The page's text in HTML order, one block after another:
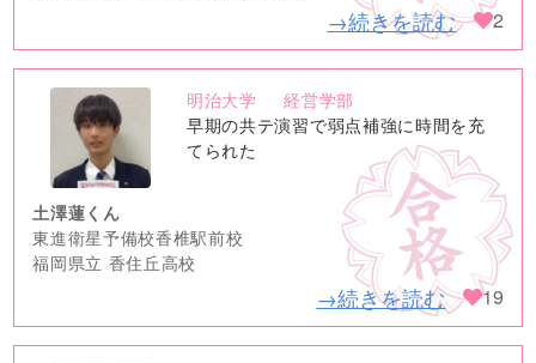
→続きを読む 2
no
image
明治大学
経営学部
早期の共テ演習で弱点補強に時間を充
てられた
土澤蓮くん
東進衛星予備校香椎駅前校
福岡県立 香住丘高校
→続きを読む 19